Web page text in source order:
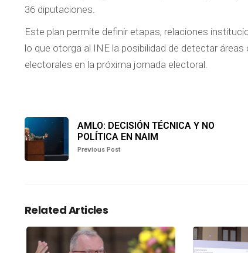
36 diputaciones.
Este plan permite definir etapas, relaciones
lo que otorga al INE la posibilidad de detectar
electorales en la próxima jornada electoral.
AMLO: DECISIÓN TÉCNICA Y NO
POLÍTICA EN NAIM
Previous Post
Related Articles